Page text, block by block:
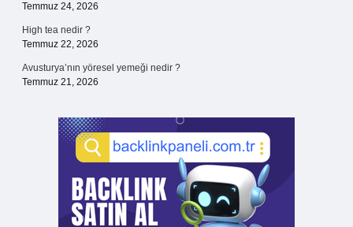
Temmuz 24, 2026
High tea nedir ?
Temmuz 22, 2026
Avusturya’nın yöresel yemeği nedir ?
Temmuz 21, 2026